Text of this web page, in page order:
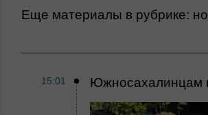
Еще материалы в рубрике:
15:01 Южносахалинцам